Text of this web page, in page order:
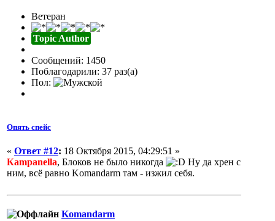
Ветеран
Topic Author
Сообщений: 1450
Поблагодарили: 37 раз(а)
Пол:
Опять спейс
« Ответ #12: 18 Октября 2015, 04:29:51 »
Кampanella, Блоков не было никогда
Ну да хрен с
ним, всё равно Komandarm там - изжил себя.
Komandarm